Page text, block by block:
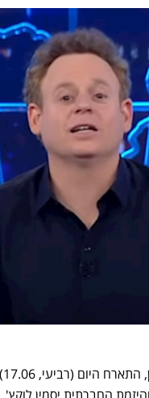
החברתית יסמין לוקץ'.